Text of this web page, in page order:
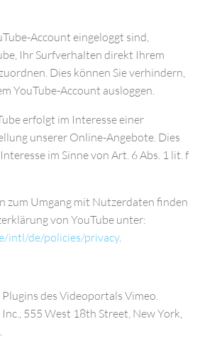
Account eingeloggt sind,
Ihr Surfverhalten direkt Ihrem
Dies können Sie verhindern,
YouTube-Account ausloggen.
erfolgt im Interesse einer
unserer Online-Angebote. Dies
im Sinne von Art. 6 Abs. 1 lit. f
zum Umgang mit Nutzerdaten finden
von YouTube unter:
intl/de/policies/privacy.
des Videoportals Vimeo.
555 West 18th Street, New York,